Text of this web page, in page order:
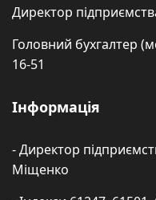
Директор
Головний бухгалтер
16-51
Інформація
- Директор
Міщенко